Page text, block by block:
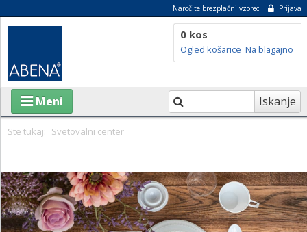
Naročite brezplačni vzorec Prijava
0 kos
Ogled košarice Na blagajno
Iskanje
Meni
O ABENI
TRAJNOSTNOST
Ste tukaj: Svetovalni center